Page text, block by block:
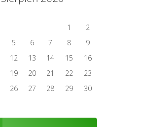
1
2
5 6 7 8
9
12 13 14 15
16
19 20 21 22
23
26 27 28 29
30